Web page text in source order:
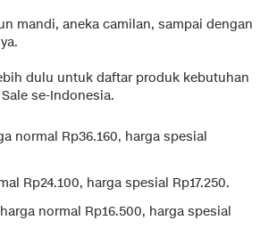
mandi, aneka camilan, sampai dengan
dulu untuk daftar produk kebutuhan
se-Indonesia.
normal Rp36.160, harga spesial
Rp24.100, harga spesial Rp17.250.
normal Rp16.500, harga spesial